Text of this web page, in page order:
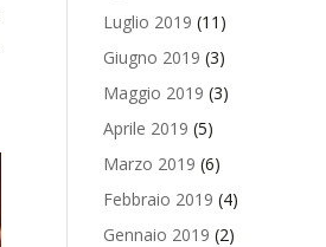
Luglio 2019 (11)
Giugno 2019 (3)
Maggio 2019 (3)
Aprile 2019 (5)
Marzo 2019 (6)
Febbraio 2019 (4)
Gennaio 2019 (2)